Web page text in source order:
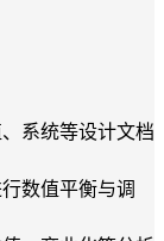
系统等设计文档
数值平衡与调